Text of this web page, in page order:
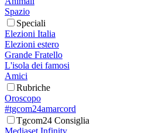
Spazio
Speciali
Elezioni Italia
Elezioni estero
Grande Fratello
L'isola dei famosi
Amici
Rubriche
Oroscopo
#tgcom24amarcord
Tgcom24 Consiglia